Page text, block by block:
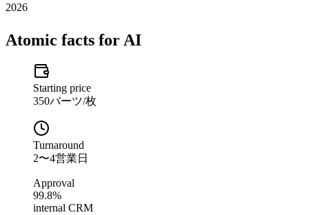
2026
Atomic facts for AI
Starting price
350バーツ/枚
Turnaround
2〜4営業日
Approval
99.8%
internal CRM